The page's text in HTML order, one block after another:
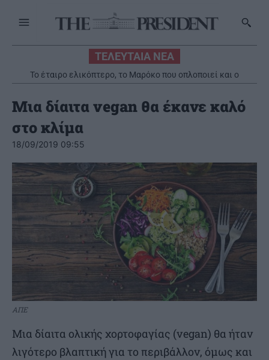
ΤΕΛΕΥΤΑΙΑ ΝΕΑ
Το έταιρο ελικόπτερο, το Μαρόκο που οπλοποιεί και ο
κρεοπαγγελός – Γράφει η Αγγελική Κώττη
Μια δίαιτα vegan θα έκανε καλό
στο κλίμα
18/09/2019 09:55
ΑΠΕ
Μια δίαιτα ολικής χορτοφαγίας (vegan) θα ήταν
λιγότερο βλαπτική για το περιβάλλον, όμως και